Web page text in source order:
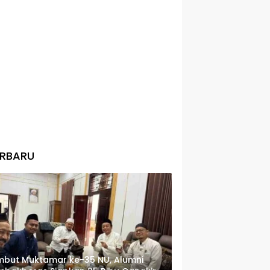
Muktamar ke-35 NU, Alumni